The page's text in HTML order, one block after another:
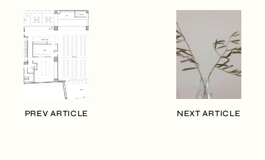
PREV ARTICLE NEXT ARTICLE